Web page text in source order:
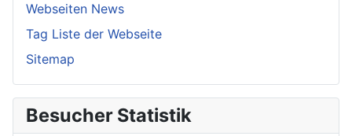
Webseiten News
Tag Liste der Webseite
Sitemap
Besucher Statistik